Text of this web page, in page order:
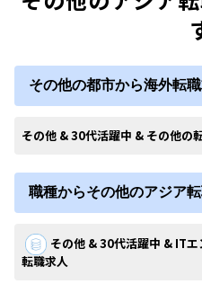
その他の都市から海外転
その他 & 30代活躍中 & その他の
職種からその他のアジア
その他 & 30代活躍中 & IT
転職求人